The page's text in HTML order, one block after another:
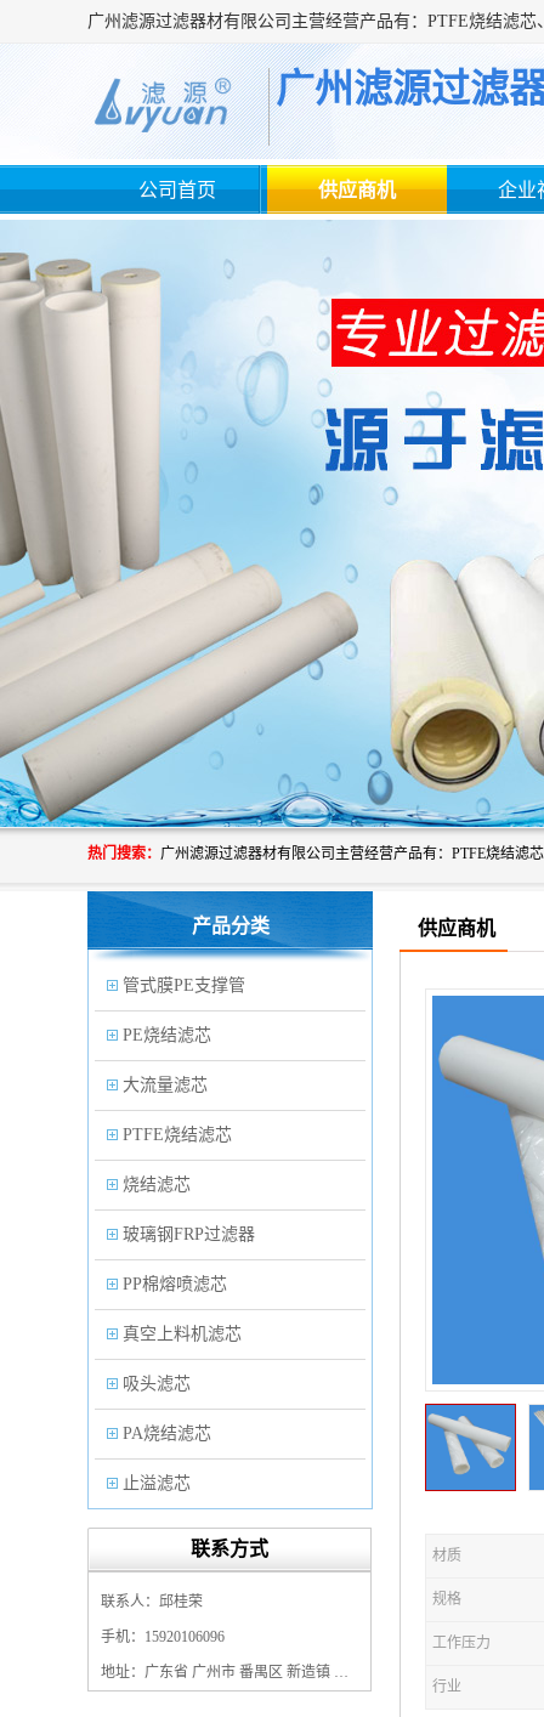
广州滤源过滤
公司首页 供应商机 企业
热门搜索：
产品分类
管式膜PE支撑管
PE烧结滤芯
大流量滤芯
PTFE烧结滤芯
烧结滤芯
玻璃钢FRP过滤器
PP棉熔喷滤芯
真空上料机滤芯
吸头滤芯
PA烧结滤芯
止溢滤芯
PP塑料过滤器
保安过滤器滤芯
联系方式
联系人：邱桂荣
手机：15920106096
地址：广东省 广州市 番禺区 新造镇 新造镇石角咀街4号三楼之一
供应商机
材质
规格
工作压力
行业